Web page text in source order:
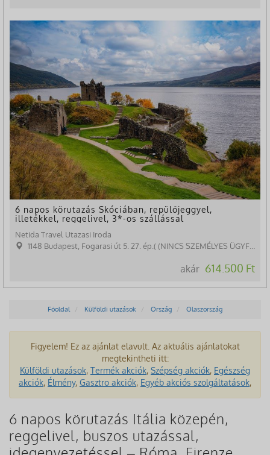
6 napos körutazás Skóciában, repülőjeggyel,
illetékkel, reggelivel, 3*-os szállással
Netida Travel Utazasi Iroda
1148 Budapest, Fogarasi út 5. 27. ép.( (NINCS SZEMÉLYES ÜGYFÉLFOGADÁS)
akár 614.500 Ft
Főoldal Külföldi utazások Ország Olaszország
Figyelem! Ez az ajánlat elavult. Az aktuális ajánlatokat
megtekintheti itt:
Külföldi utazások, Termék akciók, Szépség akciók, Egészség
akciók, Élmény, Gasztro akciók, Egyéb akciós szolgáltatások,
6 napos körutazás Itália közepén,
reggelivel, buszos utazással,